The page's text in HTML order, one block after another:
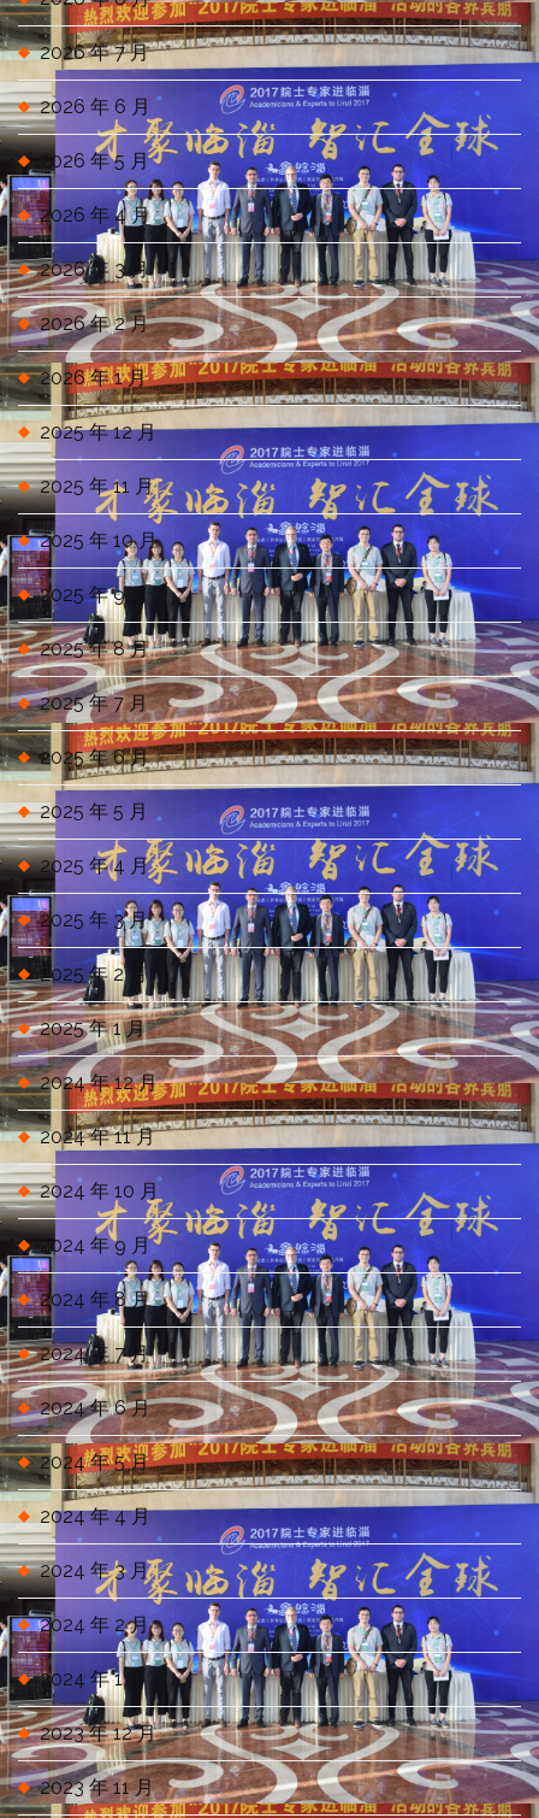
2026 年 7 月
2026 年 6 月
2026 年 5 月
2026 年 4 月
2026 年 3 月
2026 年 2 月
2026 年 1 月
2025 年 12 月
2025 年 11 月
2025 年 10 月
2025 年 9 月
2025 年 8 月
2025 年 7 月
2025 年 6 月
2025 年 5 月
2025 年 4 月
2025 年 3 月
2025 年 2 月
2025 年 1 月
2024 年 12 月
2024 年 11 月
2024 年 10 月
2024 年 9 月
2024 年 8 月
2024 年 7 月
2024 年 6 月
2024 年 5 月
2024 年 4 月
2024 年 3 月
2024 年 2 月
2024 年 1 月
2023 年 12 月
2023 年 11 月